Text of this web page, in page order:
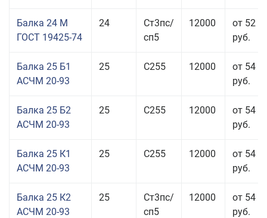
Балка 24 М
ГОСТ 19425-74
24
Ст3пс/
сп5
12000
от 52
руб.
Балка 25 Б1
АСЧМ 20-93
25 С255 12000
от 54
руб.
Балка 25 Б2
АСЧМ 20-93
25 С255 12000
от 54
руб.
Балка 25 К1
АСЧМ 20-93
25 С255 12000
от 54
руб.
Балка 25 К2
АСЧМ 20-93
25
Ст3пс/
сп5
12000
от 54
руб.